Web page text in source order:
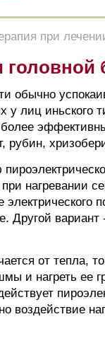
при
головной
обычно
у лиц иньского
более
рубин,
нагревании
Другой вариант
от тепла,
и нагреть ее
воздействие